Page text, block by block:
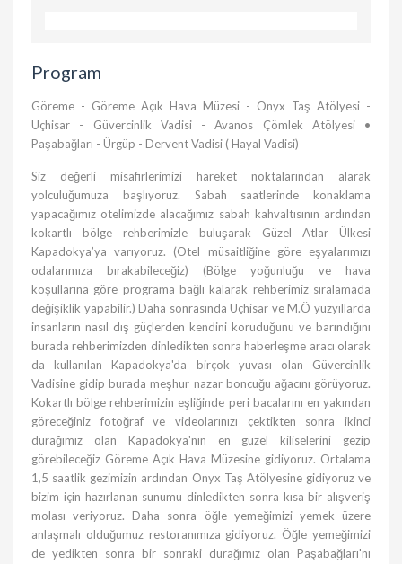
Program
Göreme - Göreme Açık Hava Müzesi - Onyx Taş Atölyesi -
Uçhisar - Güvercinlik Vadisi - Avanos Çömlek Atölyesi •
Paşabağları - Ürgüp - Dervent Vadisi ( Hayal Vadisi)
Siz değerli misafirlerimizi hareket noktalarından alarak
yolculuğumuza başlıyoruz. Sabah saatlerinde konaklama
yapacağımız otelimizde alacağımız sabah kahvaltısının ardından
kokartlı bölge rehberimizle buluşarak Güzel Atlar Ülkesi
Kapadokya’ya varıyoruz. (Otel müsaitliğine göre eşyalarımızı
odalarımıza bırakabileceğiz) (Bölge yoğunluğu ve hava
koşullarına göre programa bağlı kalarak rehberimiz sıralamada
değişiklik yapabilir.) Daha sonrasında Uçhisar ve M.Ö yüzyıllarda
insanların nasıl dış güçlerden kendini koruduğunu ve barındığını
burada rehberimizden dinledikten sonra haberleşme aracı olarak
da kullanılan Kapadokya'da birçok yuvası olan Güvercinlik
Vadisine gidip burada meşhur nazar boncuğu ağacını görüyoruz.
Kokartlı bölge rehberimizin eşliğinde peri bacalarını en yakından
göreceğiniz fotoğraf ve videolarınızı çektikten sonra ikinci
durağımız olan Kapadokya'nın en güzel kiliselerini gezip
görebileceğiz Göreme Açık Hava Müzesine gidiyoruz. Ortalama
1,5 saatlik gezimizin ardından Onyx Taş Atölyesine gidiyoruz ve
bizim için hazırlanan sunumu dinledikten sonra kısa bir alışveriş
molası veriyoruz. Daha sonra öğle yemeğimizi yemek üzere
anlaşmalı olduğumuz restoranımıza gidiyoruz. Öğle yemeğimizi
de yedikten sonra bir sonraki durağımız olan Paşabağları'nı